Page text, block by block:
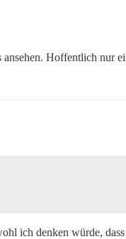
Hoffentlich nur
ich denken würde, dass